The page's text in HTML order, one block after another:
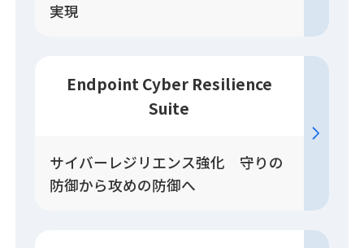
実現
Endpoint Cyber Resilience
Suite
サイバーレジリエンス強化 守りの
防御から攻めの防御へ